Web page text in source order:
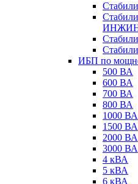
ИБП по
500 ВА
600 ВА
700 ВА
800 ВА
1000 ВА
1500 ВА
2000 ВА
3000 ВА
4 кВА
5 кВА
6 кВА